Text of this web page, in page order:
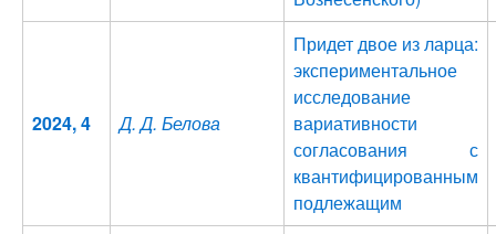
2024, 4 Д. Д. Белова
Придет двое из ларца:
экспериментальное
исследование
вариативности
согласования с
квантифицированным
подлежащим